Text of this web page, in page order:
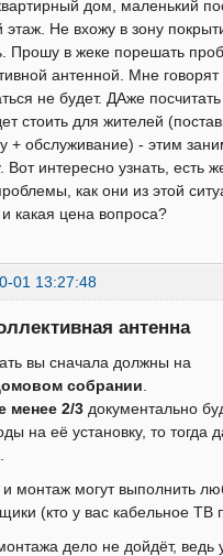
дом, маленький
этаж. Не вхожу в зону
Прошу в жеке порешать
антенной. Мне говорят
не будет. ДАже посчитать
стоить для жителей
+ обслуживание) - этим
Вот интересно узнать, есть
как они из этой
какая цена вопроса?
01 13:27:48
антенна
вы сначала должны на
собрании
менее 2/3 документально
на её установку, то тогда
и монтаж могут выполнить
(кто у вас кабельное ТВ
дело не дойдёт, ведь